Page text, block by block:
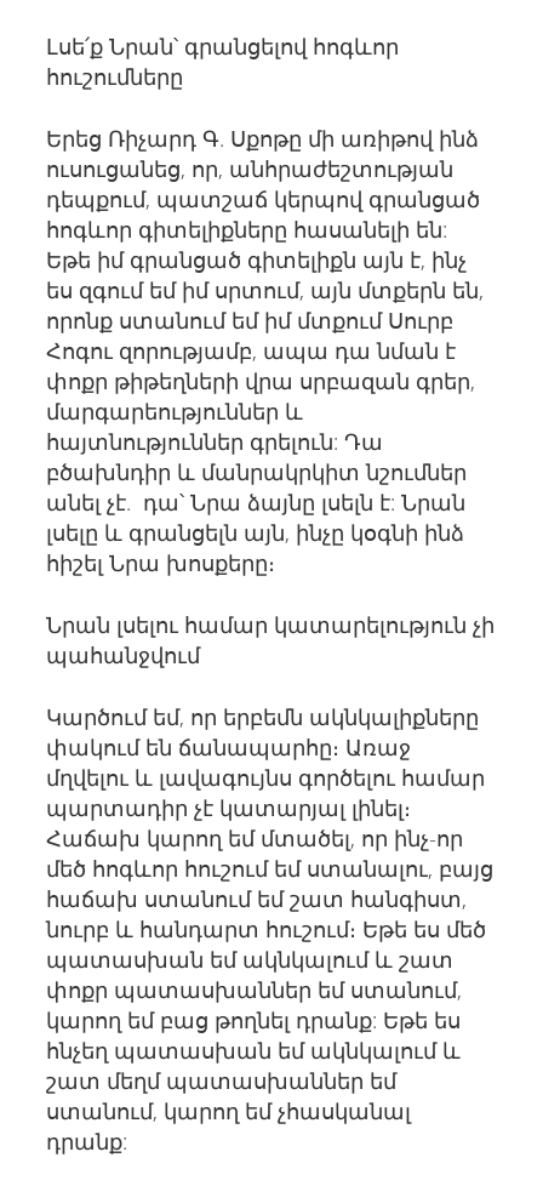
Լսե՛ք Նրան՝ գրանցելով հոգևոր
հուշումները
Երեց Ռիչարդ Գ. Սքոթը մի առիթով ինձ
ուսուցանեց, որ, անհրաժեշտության
դեպքում, պատշաճ կերպով գրանցած
հոգևոր գիտելիքները հասանելի են:
Եթե ​​իմ գրանցած գիտելիքն այն է, ինչ
ես զգում եմ իմ սրտում, այն մտքերն են,
որոնք ստանում եմ իմ մտքում Սուրբ
Հոգու զորությամբ, ապա դա նման է
փոքր թիթեղների վրա սրբազան գրեր,
մարգարեություններ և
հայտնություններ գրելուն: Դա
բծախնդիր և մանրակրկիտ նշումներ
անել չէ. դա՝ Նրա ձայնը լսելն է: Նրան
լսելը և գրանցելն այն, ինչը կօգնի ինձ
հիշել Նրա խոսքերը։
Նրան լսելու համար կատարելություն չի
պահանջվում
Կարծում եմ, որ երբեմն ակնկալիքները
փակում են ճանապարհը։ Առաջ
մղվելու և լավագույնս գործելու համար
պարտադիր չէ կատարյալ լինել։
Հաճախ կարող եմ մտածել, որ ինչ-որ
մեծ հոգևոր հուշում եմ ստանալու, բայց
հաճախ ստանում եմ շատ հանգիստ,
նուրբ և հանդարտ հուշում։ Եթե ես մեծ
պատասխան եմ ակնկալում և շատ
փոքր պատասխաններ եմ ստանում,
կարող եմ բաց թողնել դրանք: Եթե ես
հնչեղ պատասխան եմ ակնկալում և
շատ մեղմ պատասխաններ եմ
ստանում, կարող եմ չհասկանալ
դրանք: